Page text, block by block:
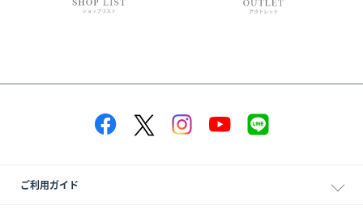
ご利用ガイド